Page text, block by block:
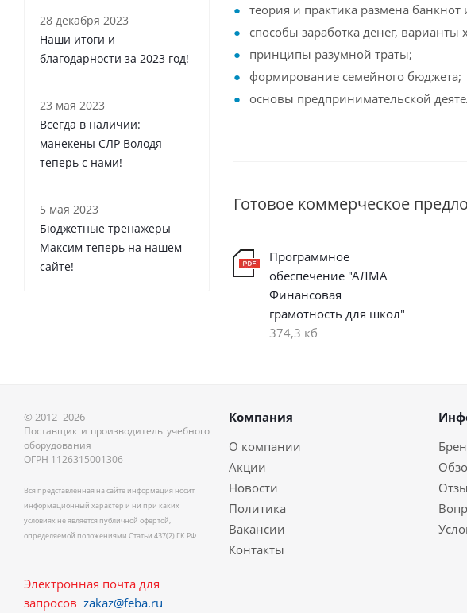
теория и практика размена
способы заработка денег, варианты
принципы разумной траты;
формирование семейного бюджета;
основы предпринимательской
Готовое коммерческое
Программное
обеспечение "АЛМА
Финансовая
грамотность для школ"
374,3 кб
28 декабря 2023
Наши итоги и
благодарности за 2023 год!
23 мая 2023
Всегда в наличии:
манекены СЛР Володя
теперь с нами!
5 мая 2023
Бюджетные тренажеры
Максим теперь на нашем
сайте!
© 2012- 2026
Поставщик и производитель учебного
оборудования
ОГРН 1126315001306
Вся представленная на сайте информация носит
информационный характер и ни при каких
условиях не является публичной офертой,
определяемой положениями Статьи 437(2) ГК РФ
Электронная почта для
запросов zakaz@feba.ru
Компания
О компании
Акции
Новости
Политика
Вакансии
Контакты